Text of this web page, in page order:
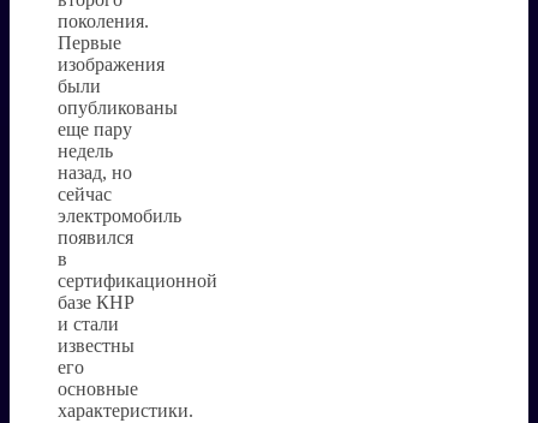
поколения.
Первые
изображения
были
опубликованы
еще пару
недель
назад, но
сейчас
электромобиль
появился
в
сертификационной
базе КНР
и стали
известны
его
основные
характеристики.